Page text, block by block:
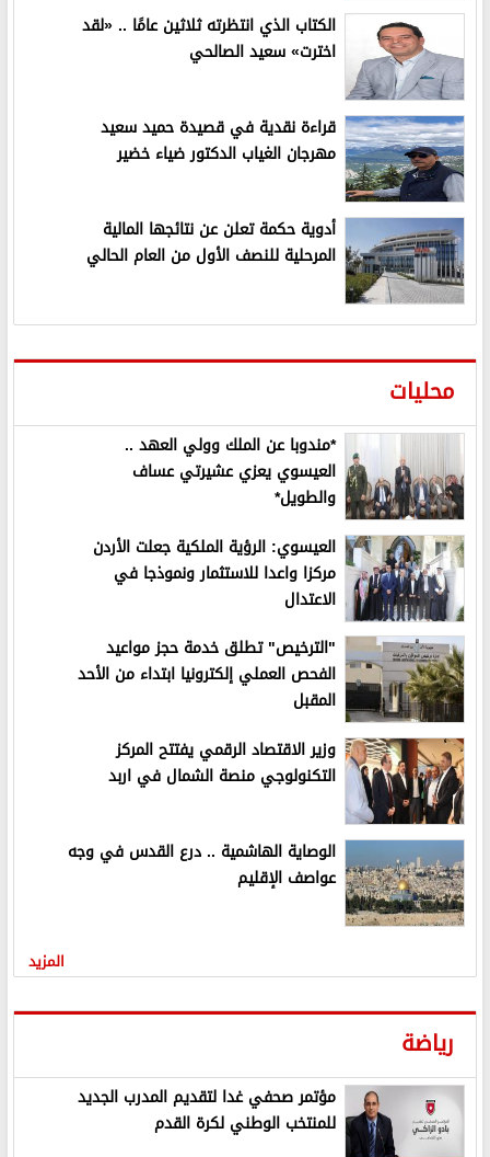
الكتاب الذي انتظرته ثلاثين عامًا .. «لقد
اخترت» سعيد الصالحي
قراءة نقدية في قصيدة حميد سعيد
مهرجان الغياب الدكتور ضياء خضير
أدوية حكمة تعلن عن نتائجها المالية
المرحلية للنصف الأول من العام الحالي
محليات
*مندوبا عن الملك وولي العهد ..
العيسوي يعزي عشيرتي عساف
والطويل*
العيسوي: الرؤية الملكية جعلت الأردن
مركزا واعدا للاستثمار ونموذجا في
الاعتدال
"الترخيص" تطلق خدمة حجز مواعيد
الفحص العملي إلكترونيا ابتداء من الأحد
المقبل
وزير الاقتصاد الرقمي يفتتح المركز
التكنولوجي منصة الشمال في اربد
الوصاية الهاشمية .. درع القدس في وجه
عواصف الإقليم
المزيد
رياضة
مؤتمر صحفي غدا لتقديم المدرب الجديد
للمنتخب الوطني لكرة القدم